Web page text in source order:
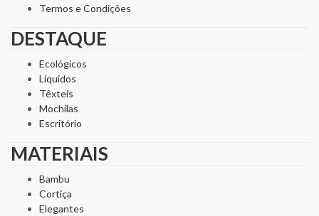
Termos e Condições
DESTAQUE
Ecológicos
Líquidos
Têxteis
Mochilas
Escritório
MATERIAIS
Bambu
Cortiça
Elegantes